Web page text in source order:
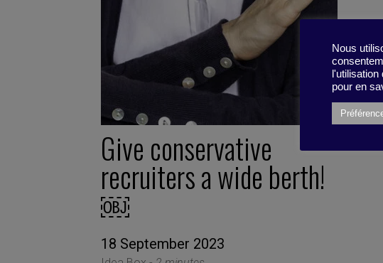
Give conservative
recruiters a wide berth!
￼
18 September 2023
Nous
pour en